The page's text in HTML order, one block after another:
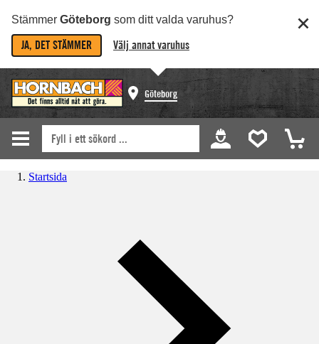
Stämmer Göteborg som ditt valda varuhus?
JA, DET STÄMMER Välj annat varuhus
Göteborg
Startsida